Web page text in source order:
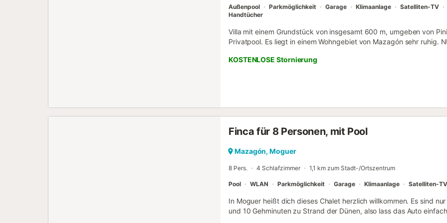
Außenpool Parkmöglichkeit Garage Klimaanlage Satelliten-TV
Handtücher
Villa mit einem Grundstück von insgesamt 600 m, umgeben von
Privatpool. Es liegt in einem Wohngebiet von Mazagón sehr ruhig.
insgesamt 12 Personen, die in 4 Zimmer mit großen Fenstern mit
können. Es verfügt über 2 Badezimmer, von denen eines über
Badewanne und ein Bidet verfügt. Das Wohnzimmer verfügt über
Essbereich. Es verfügt über eine voll ausgestattete Küche mit
Neben der Veranda befindet sich eine hintere Terrasse neben dem
m breit ist. Es wird sicher ab 1. Mai verfügbar sein. Das Grundstück
Personen. Sehr cooles ...
KOSTENLOSE Stornierung
Finca für 8 Personen, mit Pool
Mazagón, Moguer
8 Pers. 4 Schlafzimmer 1,1 km zum Stadt-/Ortszentrum
Pool WLAN Parkmöglichkeit Garage Klimaanlage Satelliten-TV
In Moguer heißt dich dieses Chalet herzlich willkommen. Es sind
und 10 Gehminuten zu Strand der Dünen, also lass das Auto